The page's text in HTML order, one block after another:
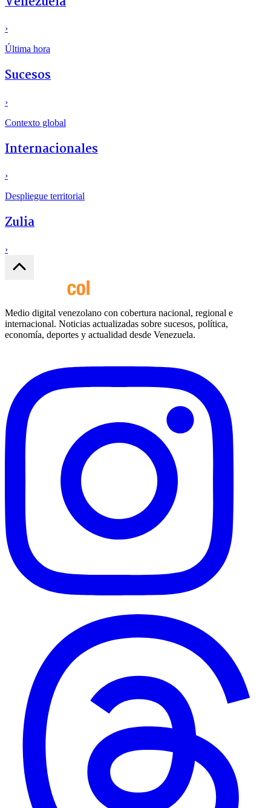
›
Última hora
Sucesos
›
Contexto global
Internacionales
›
Despliegue territorial
Zulia
›
Medio digital venezolano con cobertura nacional, regional e
internacional. Noticias actualizadas sobre sucesos, política,
economía, deportes y actualidad desde Venezuela.